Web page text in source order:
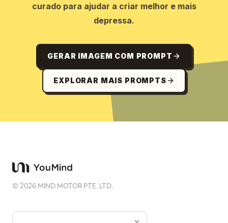
curado para ajudar a criar melhor e mais
depressa.
GERAR IMAGEM COM PROMPT
EXPLORAR MAIS PROMPTS
©2026 MIND MOTOR PTE. LTD.